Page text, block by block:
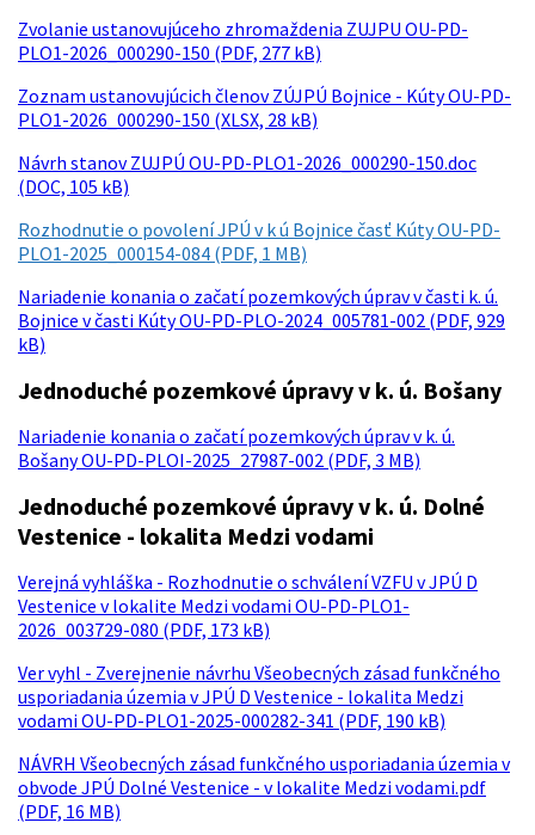
Zvolanie ustanovujúceho zhromaždenia ZUJPU OU-PD-
PLO1-2026_000290-150 (PDF, 277 kB)
Zoznam ustanovujúcich členov ZÚJPÚ Bojnice - Kúty OU-PD-
PLO1-2026_000290-150 (XLSX, 28 kB)
Návrh stanov ZUJPÚ OU-PD-PLO1-2026_000290-150.doc
(DOC, 105 kB)
Rozhodnutie o povolení JPÚ v k ú Bojnice časť Kúty OU-PD-
PLO1-2025_000154-084 (PDF, 1 MB)
Nariadenie konania o začatí pozemkových úprav v časti k. ú.
Bojnice v časti Kúty OU-PD-PLO-2024_005781-002 (PDF, 929
kB)
Jednoduché pozemkové úpravy v k. ú. Bošany
Nariadenie konania o začatí pozemkových úprav v k. ú.
Bošany OU-PD-PLOI-2025_27987-002 (PDF, 3 MB)
Jednoduché pozemkové úpravy v k. ú. Dolné
Vestenice - lokalita Medzi vodami
Verejná vyhláška - Rozhodnutie o schválení VZFU v JPÚ D
Vestenice v lokalite Medzi vodami OU-PD-PLO1-
2026_003729-080 (PDF, 173 kB)
Ver vyhl - Zverejnenie návrhu Všeobecných zásad funkčného
usporiadania územia v JPÚ D Vestenice - lokalita Medzi
vodami OU-PD-PLO1-2025-000282-341 (PDF, 190 kB)
NÁVRH Všeobecných zásad funkčného usporiadania územia v
obvode JPÚ Dolné Vestenice - v lokalite Medzi vodami.pdf
(PDF, 16 MB)